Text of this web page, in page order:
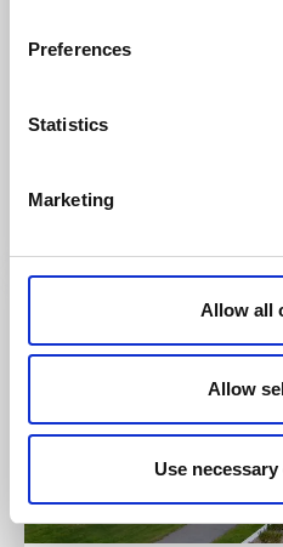
Preferences
Statistics
Marketing
Allow all
Allow
Use
abwechslungsreiche